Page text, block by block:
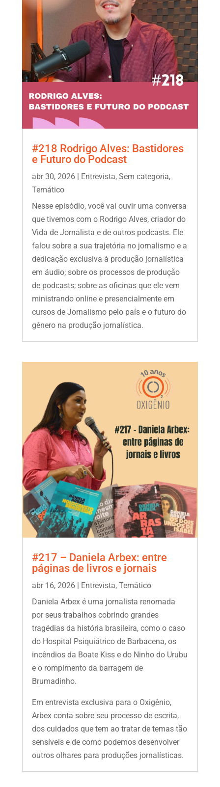
#218 Rodrigo Alves: Bastidores
e Futuro do Podcast
abr 30, 2026| Entrevista, Sem categoria,
Temático
Nesse episódio, você vai ouvir uma conversa
que tivemos com o Rodrigo Alves, criador do
Vida de Jornalista e de outros podcasts. Ele
falou sobre a sua trajetória no jornalismo e a
dedicação exclusiva à produção jornalística
em áudio; sobre os processos de produção
de podcasts; sobre as oficinas que ele vem
ministrando online e presencialmente em
cursos de Jornalismo pelo país e o futuro do
gênero na produção jornalística.
#217 – Daniela Arbex: entre
páginas de livros e jornais
abr 16, 2026| Entrevista, Temático
Daniela Arbex é uma jornalista renomada
por seus trabalhos cobrindo grandes
tragédias da história brasileira, como o caso
do Hospital Psiquiátrico de Barbacena, os
incêndios da Boate Kiss e do Ninho do Urubu
e o rompimento da barragem de
Brumadinho.
Em entrevista exclusiva para o Oxigênio,
Arbex conta sobre seu processo de escrita,
dos cuidados que tem ao tratar de temas tão
sensíveis e de como podemos desenvolver
outros olhares para produções jornalísticas.